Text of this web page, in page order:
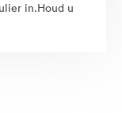
in.Houd u